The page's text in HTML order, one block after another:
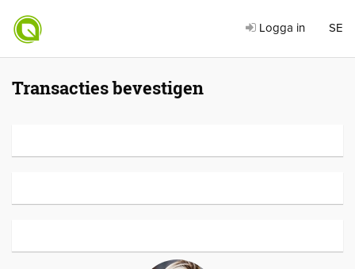
Logga in SE
Transacties bevestigen